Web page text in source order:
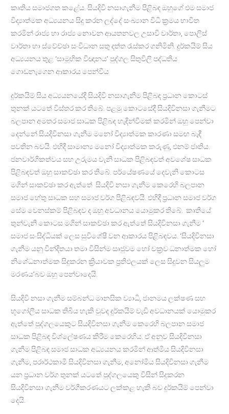
කෘතිය සමාජගත කළේය. සියදිවි නසාගැනීම පිළිබඳ ඔහුගේ එම සමාජ
විද්‍යාත්මක අධ්‍යයනය සිදු කරන ලද්දේ සංඛ්‍යාන විධි ක්‍රමය භාවිත
කරමින් රාජ්‍ය හා රාජ්‍ය නොවන ආයතනවල උසාවි වාර්තා, පොලිස්
වාර්තා හා ස්වේච්ඡා සංවිධාන සතු දත්ත රැස්කර ගනිමිනි. දුර්කයිම් සිය
අධ්‍යයනය තුළ ‘සාමූහික විඥානය’ පුද්ගල සිතුවිලි පද්ධතිය
ගොඩනැගෙන ආකාරය පෙන්වීය
දුර්කයිම් සිය අධ්‍යයනයේදී සියදිවි නසාගැනීම පිළිබඳ ප්‍රධාන කොටස්
තුනක් යටතේ විස්තර කර තිබේ. පළමු කොටසේදී සියදිවිනසා ගැනීමට
බලපාන අමතර සමාජ සාධක පිළිබඳ හැඳින්වීමක් කරමින් ඔහු පෙන්වා
දෙන්නේ සියදිවිනසා ගැනීම මනෝ විද්‍යාත්මක කාරණා සමඟ බැඳී
පවතින බවයි. එහිදී සාමාන්‍ය මනෝ විද්‍යාත්මක කරුණු, එනම් ජාතිය.
ජනවාර්ගිකත්වය සහ උරුමය වැනි සාධක පිළිබඳවත් අවශේෂ සාධක
පිළිබඳවත් ඔහු සාකච්ඡා කර තිබේ. පර්යේෂණයේ දෙවැනි කොටස
මගින් සාකච්ඡා කර ඇත්තේ සියදිවි නසා ගැනීම කෙරෙහි බලපාන
සමාජ හේතු සාධක සහ සමාජ වර්ග පිළිබඳවයි. එහිදී ප්‍රධාන සමාජ වර්ග
සේම වෙනස්කම් පිළිබඳව ද ඔහු අවධානය යොමුකර තිබේ. කෘතියේ
තුන්වැනි කොටස මගින් සාකච්ඡා කර ඇත්තේ සියදිවිනසා ගැනීම ‘
සමාජ සංසිද්ධියක් ලෙස සුවිශේෂී වන ආකාරය පිළිබඳවය. ‘සියදිවිනසා
ගැනීම යනු වින්දිතයා තමා විසින්ම සෘජුවම හෝ චක්‍රව ධනාත්මක හෝ
නිශේධනාත්මක සිදුකරන ක්‍රියාවක ප්‍රතිඵලයක් ලෙස සිදුවන සියලුම
මරණය’බව ඔහු පෙන්වාදෙයි.
සියදිවි නසා ගැනීම සම්බන්ධ මානසික ව්‍යාධි, ජානමය ලක්ෂණ සහ
භූගෝලීය සාධක තිබිය හැකි වුවද දුර්කයිම් වැඩි අවධානයක් යොමුකර
ඇත්තේ පුද්ගලයෙකුට සියදිවිනසා ගැනීම කෙරෙහි බලපාන සමාජ
සාධක පිළිබඳ විශ්ලේෂණය කිරීම කෙරෙහිය. ඒ අනුව සියදිවිනසා
ගැනීම පිළිබඳ සමාජ සාධක අධ්‍යයනය කරමින් ආත්මීය සියදිවිනසා
ගැනීම, පරාර්ථකාමී සියදිවිනසා ගැනීම, අනෝමීය සියදිවිනසා ගැනීම
යන ප්‍රධාන වර්ග තුනක් යටතේ පුද්ගලයෙකු විසින් සිදුකරන
සියදිවිනසා ගැනීම වර්ගීකරණයට ලක්කළ හැකි බව දුර්කයිම් පෙන්වා
දෙයි.